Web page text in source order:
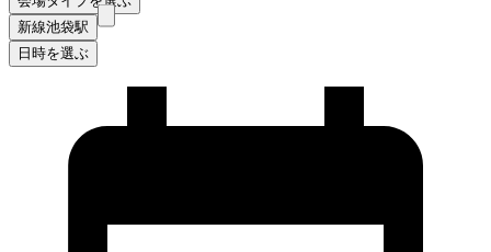
新線池袋駅
日時を選ぶ